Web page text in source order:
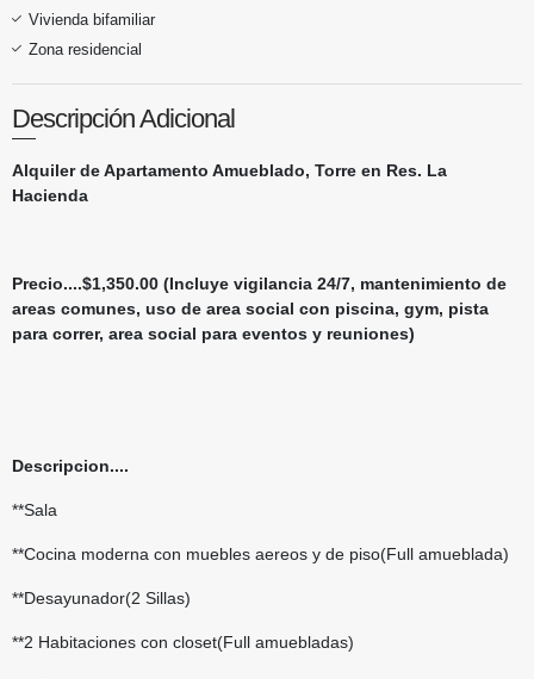
Vivienda bifamiliar
Zona residencial
Descripción Adicional
Alquiler de Apartamento Amueblado, Torre en Res. La
Hacienda
Precio....$1,350.00 (Incluye vigilancia 24/7, mantenimiento de
areas comunes, uso de area social con piscina, gym, pista
para correr, area social para eventos y reuniones)
Descripcion....
**Sala
**Cocina moderna con muebles aereos y de piso(Full amueblada)
**Desayunador(2 Sillas)
**2 Habitaciones con closet(Full amuebladas)